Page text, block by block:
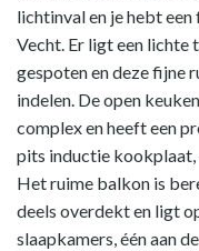
lichtinval en je hebt
Vecht. Er ligt een lichte
gespoten en deze fijne
indelen. De open
complex en heeft een
pits inductie kookplaat,
Het ruime balkon is
deels overdekt en ligt
slaapkamers, één aan